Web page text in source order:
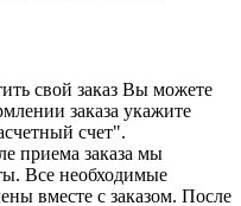
свой заказ Вы можете
заказа укажите
счет".
приема заказа мы
Все необходимые
вместе с заказом. После